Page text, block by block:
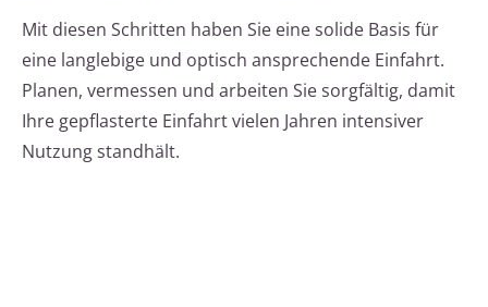
Mit diesen Schritten haben Sie eine solide Basis für
eine langlebige und optisch ansprechende Einfahrt.
Planen, vermessen und arbeiten Sie sorgfältig, damit
Ihre gepflasterte Einfahrt vielen Jahren intensiver
Nutzung standhält.